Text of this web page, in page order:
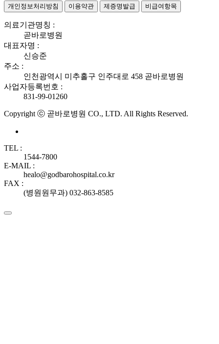
개인정보처리방침 이용약관 제증명발급 비급여항목
의료기관명칭 :
곧바로병원
대표자명 :
신승준
주소 :
인천광역시 미추홀구 인주대로 458 곧바로병원
사업자등록번호 :
831-99-01260
Copyright ⓒ 곧바로병원 CO., LTD. All Rights Reserved.
TEL :
1544-7800
E-MAIL :
healo@godbarohospital.co.kr
FAX :
(병원원무과) 032-863-8585